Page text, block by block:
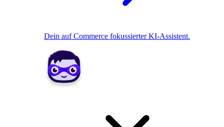
Dein auf Commerce fokussierter KI-Assistent.